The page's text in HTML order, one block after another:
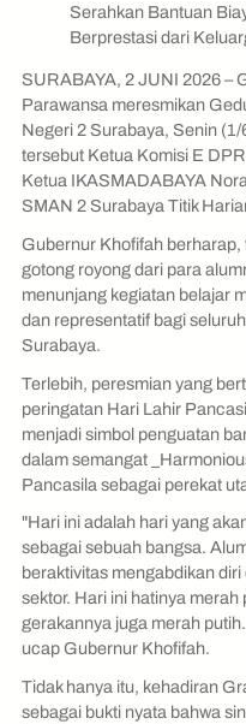
Serahkan Bantuan
Berprestasi dari
SURABAYA, 2 JUNI 2026 –
Parawansa meresmikan
Negeri 2 Surabaya, Senin
tersebut Ketua Komisi E
Ketua IKASMADABAYA
SMAN 2 Surabaya Titik
Gubernur Khofifah
gotong royong dari para
menunjang kegiatan belajar
dan representatif bagi
Surabaya.
Terlebih, peresmian yang
peringatan Hari Lahir
menjadi simbol penguatan
dalam semangat
Pancasila sebagai perekat
"Hari ini adalah hari yang
sebagai sebuah bangsa.
beraktivitas mengabdikan
sektor. Hari ini hatinya
gerakannya juga merah
ucap Gubernur Khofifah.
Tidak hanya itu, kehadiran
sebagai bukti nyata bahwa